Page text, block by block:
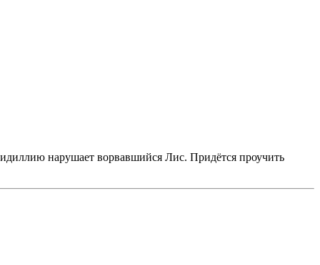
нарушает ворвавшийся Лис. Придётся проучить